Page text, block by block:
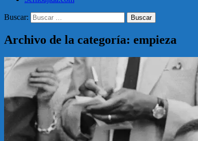
Buscar:
Archivo de la categoría: empieza